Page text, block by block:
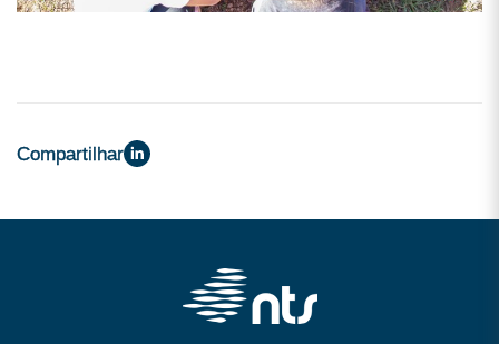
Compartilhar